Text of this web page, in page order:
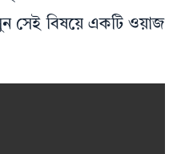
সেই বিষয়ে একটি ওয়াজ